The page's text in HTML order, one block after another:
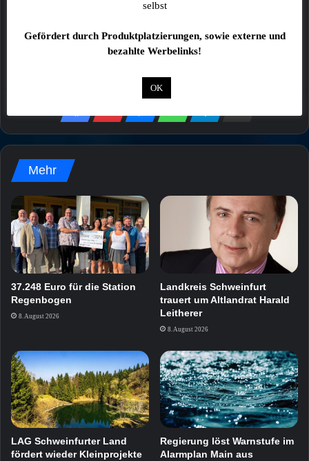
Kommentare von Lesern stellen keinesfalls die
Meinung der Redaktion dar!
Mehr
37.248 Euro für die Station
Regenbogen
8. August 2026
Landkreis Schweinfurt
trauert um Altlandrat Harald
Leitherer
8. August 2026
LAG Schweinfurter Land
fördert wieder Kleinprojekte
Regierung löst Warnstufe im
Alarmplan Main aus
selbst
Gefördert durch Produktplatzierungen, sowie externe und
bezahlte Werbelinks!
OK